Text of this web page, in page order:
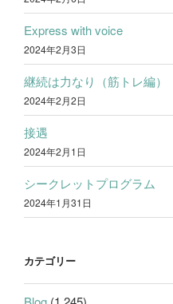
Express with voice
2024年2月3日
継続は力なり（筋トレ編）
2024年2月2日
接遇
2024年2月1日
シークレットプログラム
2024年1月31日
カテゴリー